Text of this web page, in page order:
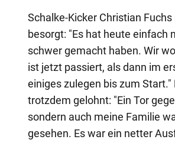
Schalke-Kicker Christian
besorgt: "Es hat heute einfach
schwer gemacht haben. Wir
ist jetzt passiert, als dann im
einiges zulegen bis zum
trotzdem gelohnt: "Ein Tor
sondern auch meine Familie
gesehen. Es war ein netter